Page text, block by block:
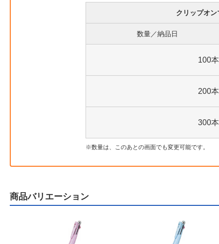
クリップオ
数量／納品日
100本
200本
300本
数量は、このあとの画面でも変更可能です。
商品バリエーション